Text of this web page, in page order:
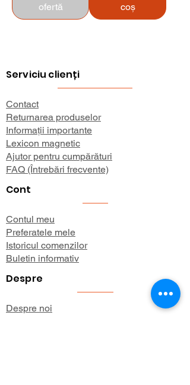
ofertă
coș
Serviciu clienți
Contact
Returnarea produselor
Informații importante
Lexicon magnetic
Ajutor pentru cumpărături
FAQ (Întrebări frecvente)
Cont
Contul meu
Preferatele mele
Istoricul comenzilor
Buletin informativ
Despre
Despre noi